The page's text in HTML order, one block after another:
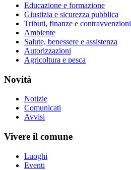
Educazione e formazione
Giustizia e sicurezza pubblica
Tributi, finanze e contravvenzioni
Ambiente
Salute, benessere e assistenza
Autorizzazioni
Agricoltura e pesca
Novità
Notizie
Comunicati
Avvisi
Vivere il comune
Luoghi
Eventi